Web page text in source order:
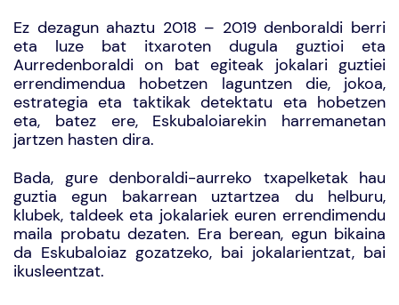
Ez dezagun ahaztu 2018 – 2019 denboraldi berri
eta luze bat itxaroten dugula guztioi eta
Aurredenboraldi on bat egiteak jokalari guztiei
errendimendua hobetzen laguntzen die, jokoa,
estrategia eta taktikak detektatu eta hobetzen
eta, batez ere, Eskubaloiarekin harremanetan
jartzen hasten dira.
Bada, gure denboraldi-aurreko txapelketak hau
guztia egun bakarrean uztartzea du helburu,
klubek, taldeek eta jokalariek euren errendimendu
maila probatu dezaten. Era berean, egun bikaina
da Eskubaloiaz gozatzeko, bai jokalarientzat, bai
ikusleentzat.